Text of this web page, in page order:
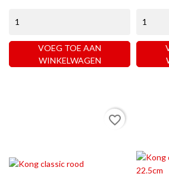
VOEG TOE AAN
WINKELWAGEN
favorite_border